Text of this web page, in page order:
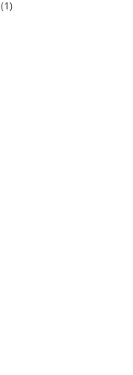
(1)